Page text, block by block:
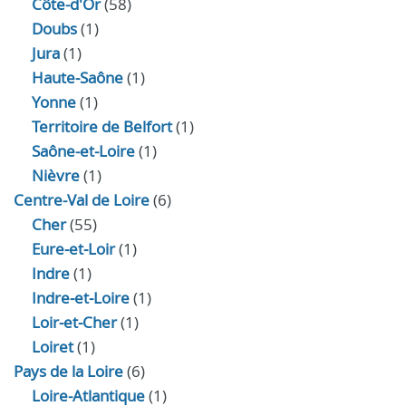
Doubs(1)
Jura(1)
Haute‑Saône(1)
Yonne(1)
Territoire de Belfort(1)
Saône-et-Loire(1)
Nièvre(1)
Centre-Val de Loire(6)
Cher(55)
Eure‑et‑Loir(1)
Indre(1)
Indre‑et‑Loire(1)
Loir‑et‑Cher(1)
Loiret(1)
Pays de la Loire(6)
Loire-Atlantique(1)